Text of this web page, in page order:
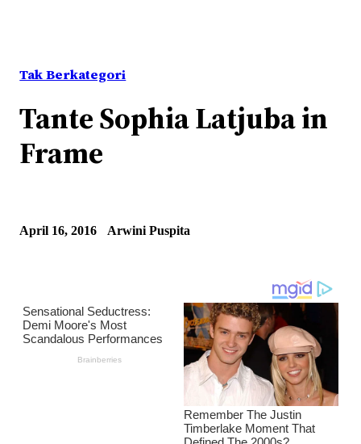
Tak Berkategori
Tante Sophia Latjuba in
Frame
April 16, 2016 Arwini Puspita